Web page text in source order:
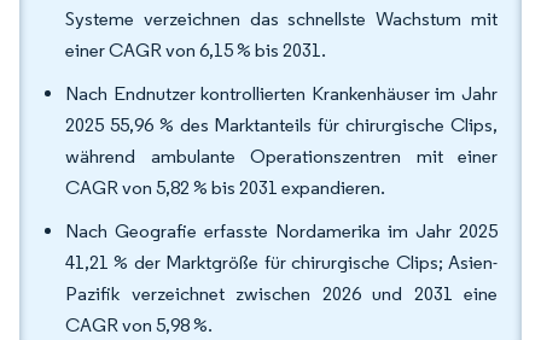
Systeme verzeichnen das schnellste Wachstum mit
einer CAGR von 6,15 % bis 2031.
Nach Endnutzer kontrollierten Krankenhäuser im Jahr
2025 55,96 % des Marktanteils für chirurgische Clips,
während ambulante Operationszentren mit einer
CAGR von 5,82 % bis 2031 expandieren.
Nach Geografie erfasste Nordamerika im Jahr 2025
41,21 % der Marktgröße für chirurgische Clips; Asien-
Pazifik verzeichnet zwischen 2026 und 2031 eine
CAGR von 5,98 %.